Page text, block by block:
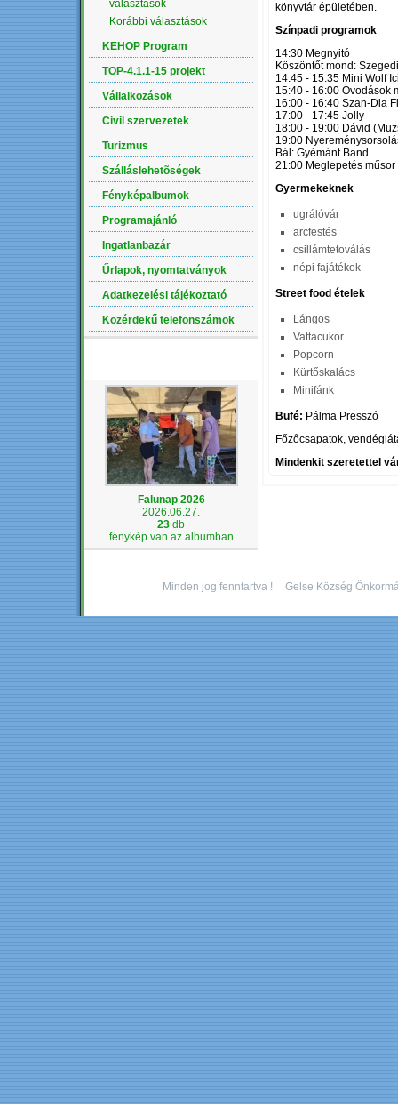
választások
Korábbi választások
KEHOP Program
TOP-4.1.1-15 projekt
Vállalkozások
Civil szervezetek
Turizmus
Szálláslehetõségek
Fényképalbumok
Programajánló
Ingatlanbazár
Űrlapok, nyomtatványok
Adatkezelési tájékoztató
Közérdekű telefonszámok
Falunap 2026
2026.06.27.
23 db
fénykép van az albumban
könyvtár épületében.
Színpadi programok
14:30 Megnyitó
Köszöntőt mond:
14:45 - 15:35 Mini Wolf
15:40 - 16:00 Óvodások
16:00 - 16:40 Szan-Dia
17:00 - 17:45 Jolly
18:00 - 19:00 Dávid
19:00
Bál: Gyémánt Band
21:00 Meglepetés műsor
Gyermekeknek
ugrálóvár
arcfestés
csillámtetoválás
népi fajátékok
Street food ételek
Lángos
Vattacukor
Popcorn
Kürtőskalács
Minifánk
Büfé: Pálma Presszó
Főzőcsapatok,
Mindenkit szeretettel
Minden jog fenntartva ! Gelse Község